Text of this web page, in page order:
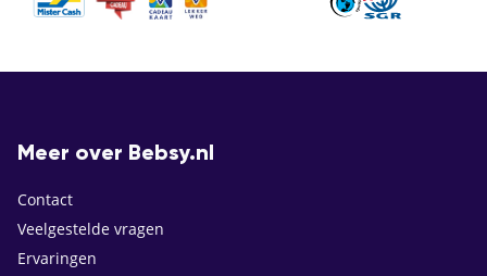
Meer over Bebsy.nl
Contact
Veelgestelde vragen
Ervaringen